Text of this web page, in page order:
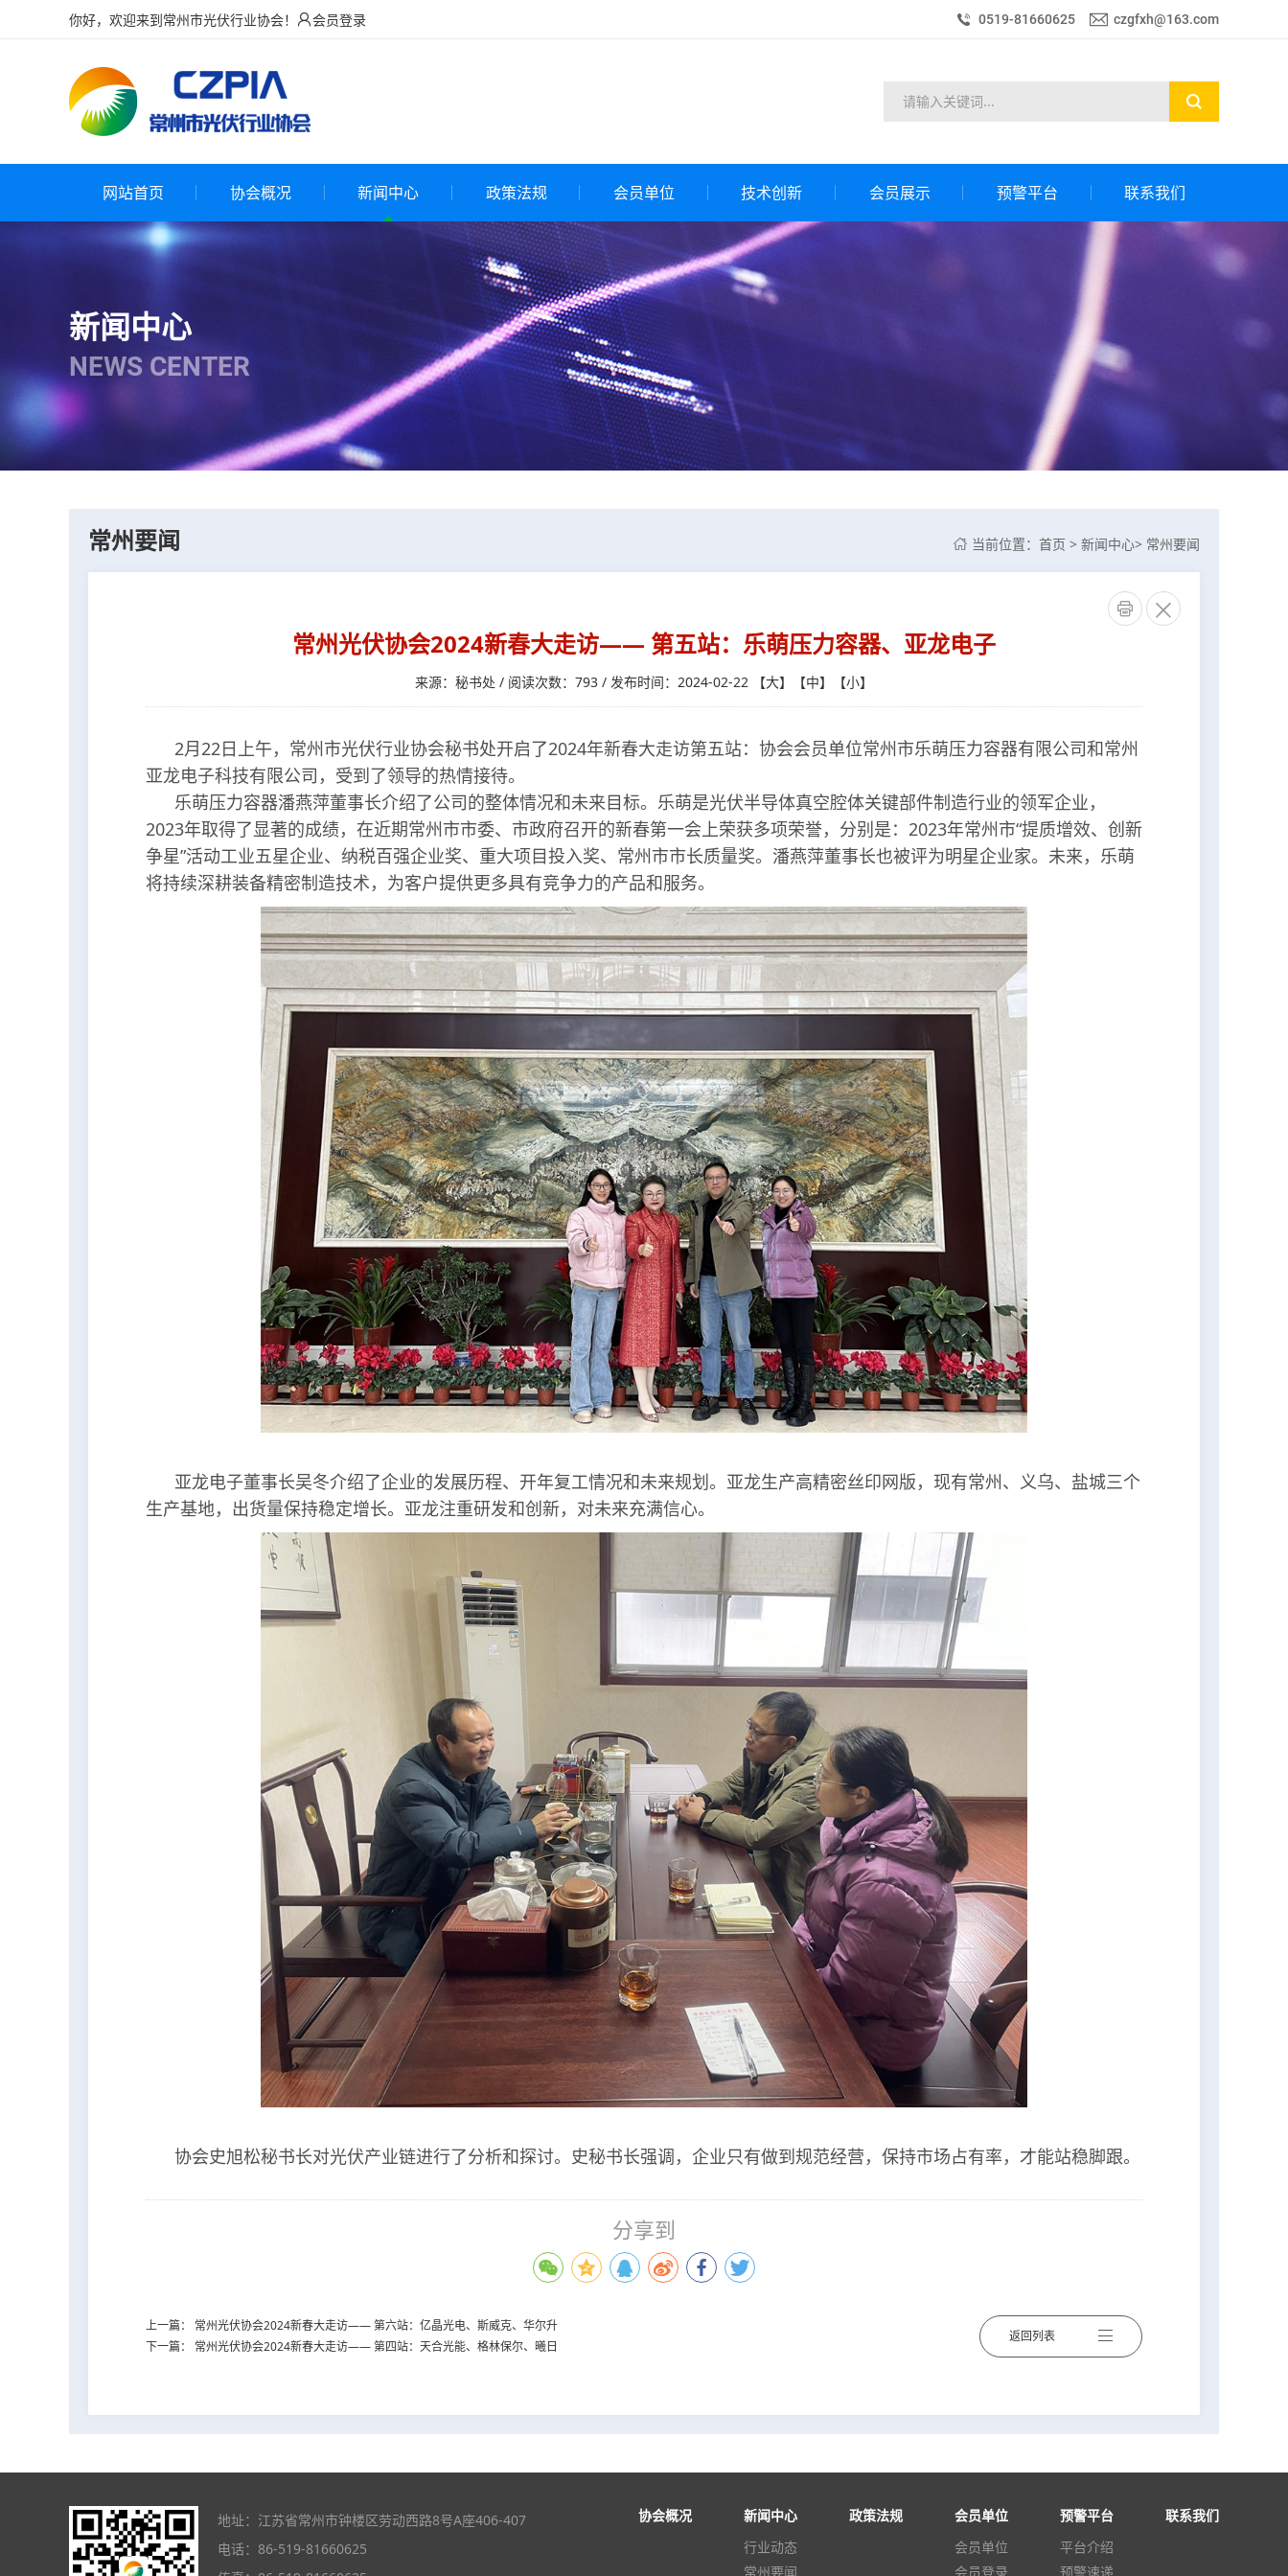
你好，欢迎来到常州市光伏行业协会！ 会员登录 0519-81660625 czgfxh@163.com
网站首页 协会概况 新闻中心 政策法规 会员单位 技术创新 会员展示 预警平台 联系我们
新闻中心
NEWS CENTER
常州要闻  当前位置： 首页 > 新闻中心> 常州要闻
 
常州光伏协会2024新春大走访—— 第五站：乐萌压力容器、亚龙电子
来源：秘书处 / 阅读次数：793 / 发布时间：2024-02-22 【大】【中】【小】
2月22日上午，常州市光伏行业协会秘书处开启了2024年新春大走访第五站：协会会员单位常州市乐萌压力容器有限公司和常州
亚龙电子科技有限公司，受到了领导的热情接待。
乐萌压力容器潘燕萍董事长介绍了公司的整体情况和未来目标。乐萌是光伏半导体真空腔体关键部件制造行业的领军企业，
2023年取得了显著的成绩，在近期常州市市委、市政府召开的新春第一会上荣获多项荣誉，分别是：2023年常州市“提质增效、创新
争星”活动工业五星企业、纳税百强企业奖、重大项目投入奖、常州市市长质量奖。潘燕萍董事长也被评为明星企业家。未来，乐萌
将持续深耕装备精密制造技术，为客户提供更多具有竞争力的产品和服务。
亚龙电子董事长吴冬介绍了企业的发展历程、开年复工情况和未来规划。亚龙生产高精密丝印网版，现有常州、义乌、盐城三个
生产基地，出货量保持稳定增长。亚龙注重研发和创新，对未来充满信心。
协会史旭松秘书长对光伏产业链进行了分析和探讨。史秘书长强调，企业只有做到规范经营，保持市场占有率，才能站稳脚跟。
分享到
上一篇： 常州光伏协会2024新春大走访—— 第六站：亿晶光电、斯威克、华尔升
下一篇： 常州光伏协会2024新春大走访—— 第四站：天合光能、格林保尔、曦日
返回列表
地址：江苏省常州市钟楼区劳动西路8号A座406-407
电话：86-519-81660625
协会概况
新闻中心
行业动态
常州要闻
政策法规
会员单位
会员单位
会员登录
预警平台
平台介绍
预警速递
联系我们